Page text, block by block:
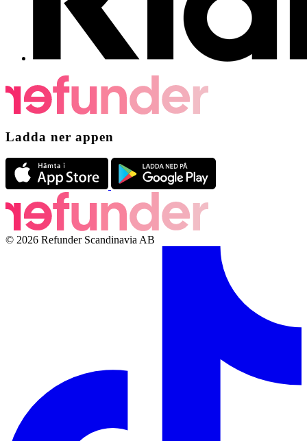
Ladda ner appen
© 2026 Refunder Scandinavia AB